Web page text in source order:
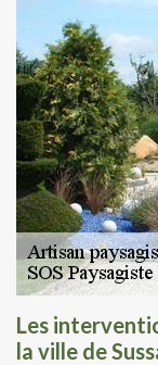
Les
la ville de